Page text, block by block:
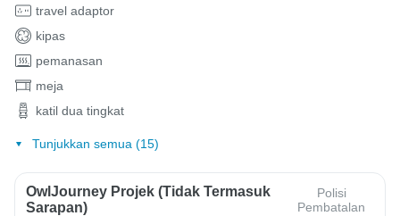
travel adaptor
kipas
pemanasan
meja
katil dua tingkat
Tunjukkan semua (15)
OwlJourney Projek (Tidak Termasuk
Sarapan)
Polisi
Pembatalan